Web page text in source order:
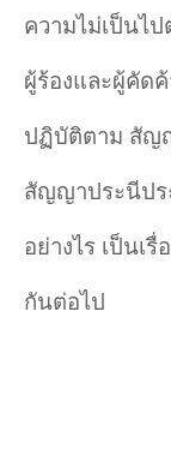
ความไม่เป็นไ
ผู้ร้องและผู้คัด
ปฏิบัติตาม สัญ
สัญญาประนีปร
อย่างไร เป็นเ
กันต่อไป